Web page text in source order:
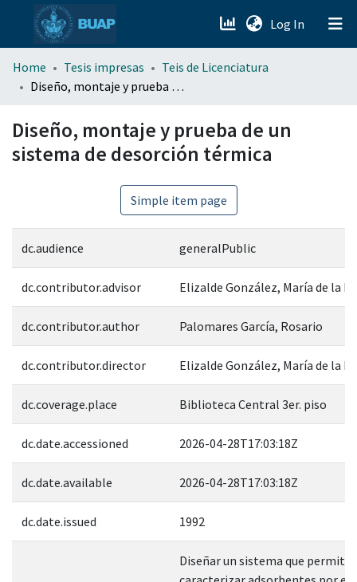
Log In (current)
menu.section.about_menu
Home Tesis impresas
Teis de Licenciatura
Diseño, montaje y prueba de un sistema de desorción térmica
Diseño, montaje y prueba de un
sistema de desorción térmica
Simple item page
dc.audience generalPublic
dc.contributor.advisor Elizalde González, María de la
dc.contributor.author Palomares García, Rosario
dc.contributor.director Elizalde González, María de la
dc.coverage.place Biblioteca Central 3er. piso
dc.date.accessioned 2026-04-28T17:03:18Z
dc.date.available 2026-04-28T17:03:18Z
dc.date.issued 1992
Diseñar un sistema que permita